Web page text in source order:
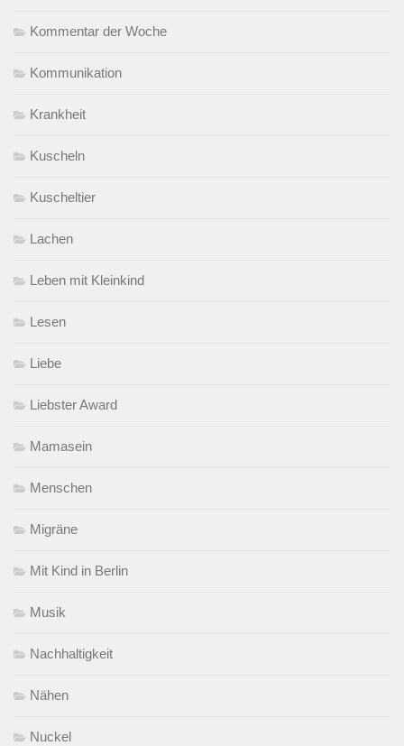
Kommentar der Woche
Kommunikation
Krankheit
Kuscheln
Kuscheltier
Lachen
Leben mit Kleinkind
Lesen
Liebe
Liebster Award
Mamasein
Menschen
Migräne
Mit Kind in Berlin
Musik
Nachhaltigkeit
Nähen
Nuckel